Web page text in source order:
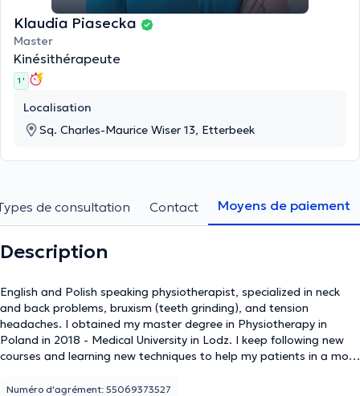
Klaudia Piasecka
Master
Kinésithérapeute
1 '
Localisation
Sq. Charles-Maurice Wiser 13, Etterbeek
de consultation Contact Moyens de paiement
Description
English and Polish speaking physiotherapist, specialized in neck
and back problems, bruxism (teeth grinding), and tension
headaches. I obtained my master degree in Physiotherapy in
Poland in 2018 - Medical University in Lodz. I keep following new
courses and learning new techniques to help my patients in a most
questions regarding the treatment.
Numéro d'agrément: 55069373527